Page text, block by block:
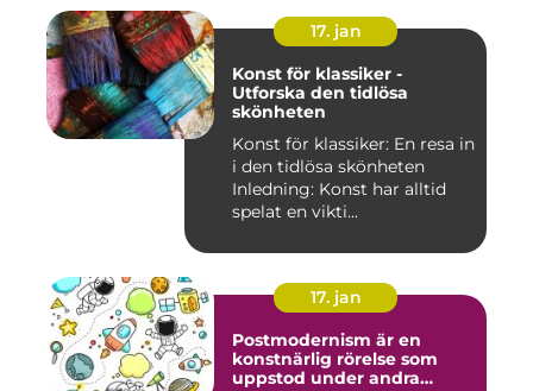
17. jan
Konst för klassiker -
Utforska den tidlösa
skönheten
Konst för klassiker: En resa in
i den tidlösa skönheten
Inledning: Konst har alltid
spelat en vikti...
17. jan
Postmodernism är en
konstnärlig rörelse som
uppstod under andra